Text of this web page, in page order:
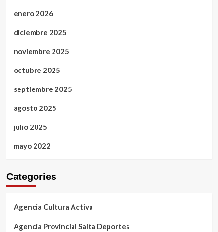
enero 2026
diciembre 2025
noviembre 2025
octubre 2025
septiembre 2025
agosto 2025
julio 2025
mayo 2022
Categories
Agencia Cultura Activa
Agencia Provincial Salta Deportes